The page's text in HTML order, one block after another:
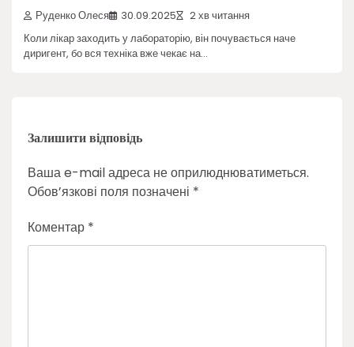
Руденко Олеся 30.09.2025 2 хв читання
Коли лікар заходить у лабораторію, він почувається наче
диригент, бо вся техніка вже чекає на…
Залишити відповідь
Ваша e-mail адреса не оприлюднюватиметься.
Обов’язкові поля позначені *
Коментар *